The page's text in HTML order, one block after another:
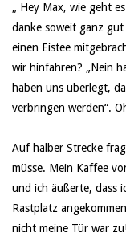
„ Hey Max, wie geht
danke soweit ganz
einen Eistee
wir hinfahren? „Nein
haben uns überlegt,
verbringen werden“.
Auf halber Strecke
müsse. Mein Kaffee
und ich äußerte, dass
Rastplatz
nicht meine Tür war